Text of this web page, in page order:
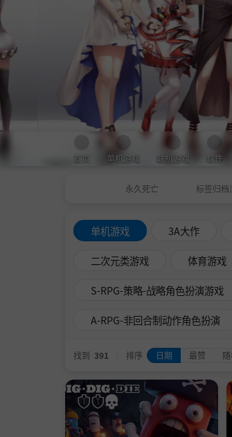
首页 单机游戏 联机游戏 软件
永久死亡 标签归档
单机游戏 3A大作
二次元类游戏 体育游戏
S-RPG-策略-战略角色扮演游戏
A-RPG-非回合制动作角色扮演
找到 391 排序 日期 最赞